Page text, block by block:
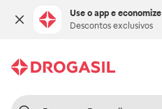
Use o app e economize
Descontos exclusivos